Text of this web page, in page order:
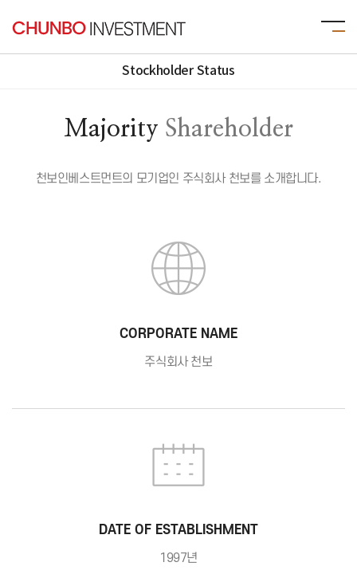
Stockholder Status
Majority Shareholder
천보인베스트먼트의 모기업인 주식회사 천보를 소개합니다.
CORPORATE NAME
주식회사 천보
DATE OF ESTABLISHMENT
1997년